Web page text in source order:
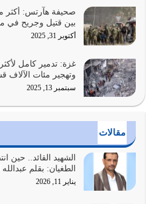
يوليو 27, 2026
عندما يكون عدوك هو عدو الله
فيه كثيرة وسينصرك الله عليه إذا…
يوليو 26, 2026
أراد الله لهذه الأمة ان تكون خير
الدين الذي شرعه الله لا يجوز أن
واجتهاداتنا لأننا سنختلف ونتفرق
يوليو 24, 2026
بين قتيل وجريح في
أكتوبر 31, 2025
وتهجير مئات الآلاف
سبتمبر 13, 2025
مقالات
الشهيد القائد.. حين
الطغيان: بقلم
يناير 11, 2026